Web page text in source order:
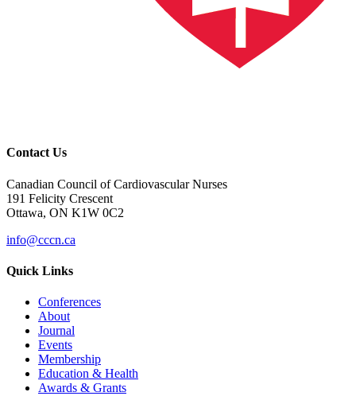
Contact Us
Canadian Council of Cardiovascular Nurses
191 Felicity Crescent
Ottawa, ON K1W 0C2
info@cccn.ca
Quick Links
Conferences
About
Journal
Events
Membership
Education & Health
Awards & Grants